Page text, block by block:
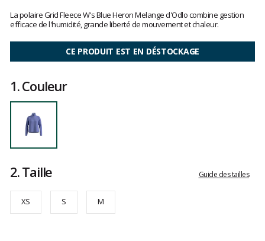
avis
clients
La polaire Grid Fleece W's Blue Heron Melange d'Odlo combine gestion
efficace de l'humidité, grande liberté de mouvement et chaleur.
CE PRODUIT EST EN DÉSTOCKAGE
1.Couleur
2.Taille Guide des tailles
XS S M